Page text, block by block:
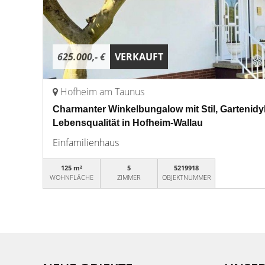
625.000,- € VERKAUFT
Hofheim am Taunus
Charmanter Winkelbungalow mit Stil,
Lebensqualität in Hofheim-Wallau
Einfamilienhaus
125 m²
WOHNFLÄCHE
5
ZIMMER
5219918
OBJEKTNUMMER